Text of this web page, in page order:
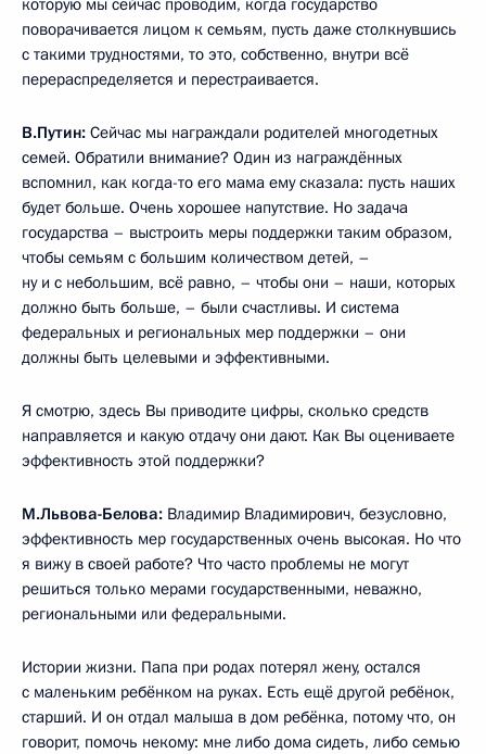
поворачивается лицом к семьям, пусть даже столкнувшись
с такими трудностями, то это, собственно, внутри всё
перераспределяется и перестраивается.
В.Путин: Сейчас мы награждали родителей многодетных
семей. Обратили внимание? Один из награждённых
вспомнил, как когда-то его мама ему сказала: пусть наших
будет больше. Очень хорошее напутствие. Но задача
государства – выстроить меры поддержки таким образом,
чтобы семьям с большим количеством детей, –
ну и с небольшим, всё равно, – чтобы они – наши, которых
должно быть больше, – были счастливы. И система
федеральных и региональных мер поддержки – они
должны быть целевыми и эффективными.
Я смотрю, здесь Вы приводите цифры, сколько средств
направляется и какую отдачу они дают. Как Вы оцениваете
эффективность этой поддержки?
М.Львова-Белова: Владимир Владимирович, безусловно,
эффективность мер государственных очень высокая. Но что
я вижу в своей работе? Что часто проблемы не могут
решиться только мерами государственными, неважно,
региональными или федеральными.
Истории жизни. Папа при родах потерял жену, остался
с маленьким ребёнком на руках. Есть ещё другой ребёнок,
старший. И он отдал малыша в дом ребёнка, потому что, он
говорит, помочь некому: мне либо дома сидеть, либо семью